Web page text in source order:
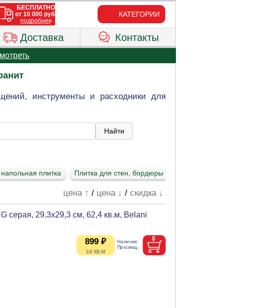
КАТЕГОРИИ
Доставка Контакты
инструменты и расходники для
плитка Плитка для стен, бордюры
цена ↑ / цена ↓ /скидка ↓
серая, 29,3х29,3 см, 62,4 кв.м, Belani
899 ₽